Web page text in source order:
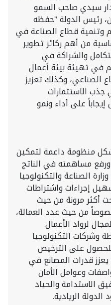
سيدي صاحب السمو
رئيس الدولة "حفظه
وتنمية قطاع الصناعة في
من أهم ركائز تطوير
والشراكة في
في تهيئة بيئة أعمال
الصناعي، وكذلك تعزيز
جذب الاستثمارات
على أداء ونمو
منظومة داعمة لتمكين
مساهمته في الناتج
الصناعة والتكنولوجيا
إجراءات واشتراطات
أكثر مرونة من حيث
من حيث عدد العمالة،
لرواد الأعمال
وشركات التكنولوجيا
على الترخيص
قدرات المصانع في
وعوامل الأمان
الاستدامة والحياد
الريادية.